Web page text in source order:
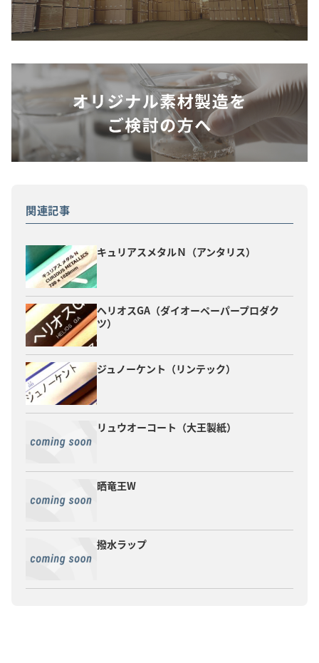
関連記事
キュリアスメタルＮ（アンタリス）
ヘリオスGA（ダイオーペーパープロダク
ツ）
ジュノーケント（リンテック）
リュウオーコート（大王製紙）
晒竜王W
撥水ラップ